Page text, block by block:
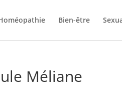
Bien-être
Méliane